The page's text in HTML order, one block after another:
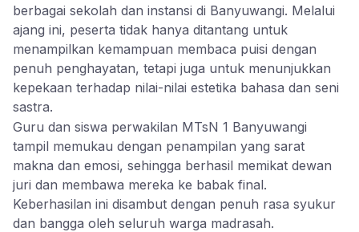
berbagai sekolah dan instansi di Banyuwangi. Melalui
ajang ini, peserta tidak hanya ditantang untuk
menampilkan kemampuan membaca puisi dengan
penuh penghayatan, tetapi juga untuk menunjukkan
kepekaan terhadap nilai-nilai estetika bahasa dan seni
sastra.
Guru dan siswa perwakilan MTsN 1 Banyuwangi
tampil memukau dengan penampilan yang sarat
makna dan emosi, sehingga berhasil memikat dewan
juri dan membawa mereka ke babak final.
Keberhasilan ini disambut dengan penuh rasa syukur
dan bangga oleh seluruh warga madrasah.